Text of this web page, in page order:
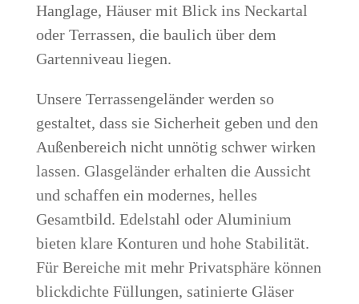
Hanglage, Häuser mit Blick ins Neckartal
oder Terrassen, die baulich über dem
Gartenniveau liegen.
Unsere Terrassengeländer werden so
gestaltet, dass sie Sicherheit geben und den
Außenbereich nicht unnötig schwer wirken
lassen. Glasgeländer erhalten die Aussicht
und schaffen ein modernes, helles
Gesamtbild. Edelstahl oder Aluminium
bieten klare Konturen und hohe Stabilität.
Für Bereiche mit mehr Privatsphäre können
blickdichte Füllungen, satinierte Gläser